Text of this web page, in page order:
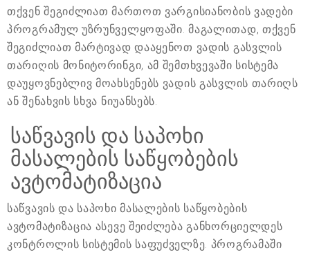
თქვენ შეგიძლიათ მართოთ ვარგისიანობის ვადები
პროგრამულ უზრუნველყოფაში. მაგალითად, თქვენ
შეგიძლიათ მარტივად დააყენოთ ვადის გასვლის
თარიღის მონიტორინგი, ამ შემთხვევაში სისტემა
დაუყოვნებლივ მოახსენებს ვადის გასვლის თარიღს
ან შენახვის სხვა ნიუანსებს.
საწვავის და საპოხი
მასალების საწყობების
ავტომატიზაცია
საწვავის და საპოხი მასალების საწყობების
ავტომატიზაცია ასევე შეიძლება განხორციელდეს
კონტროლის სისტემის საფუძველზე. პროგრამაში